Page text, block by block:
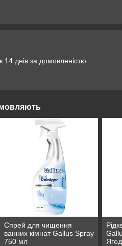
днів за домовленістю
Спрей для чищення
ванних кімнат Gallus Spray
750 мл